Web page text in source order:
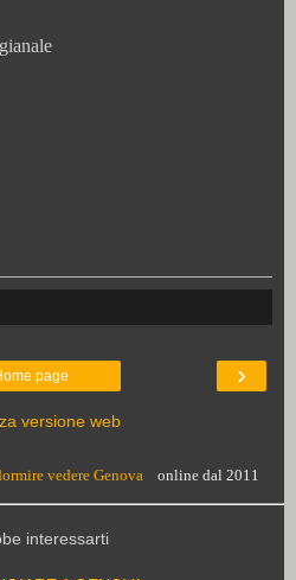
›
page
versione web
vedere Genova online dal 2011
interessarti